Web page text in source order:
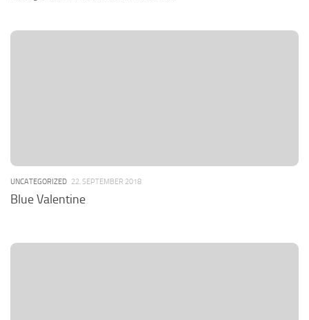
UNCATEGORIZED 22. SEPTEMBER 2018
Blue Valentine